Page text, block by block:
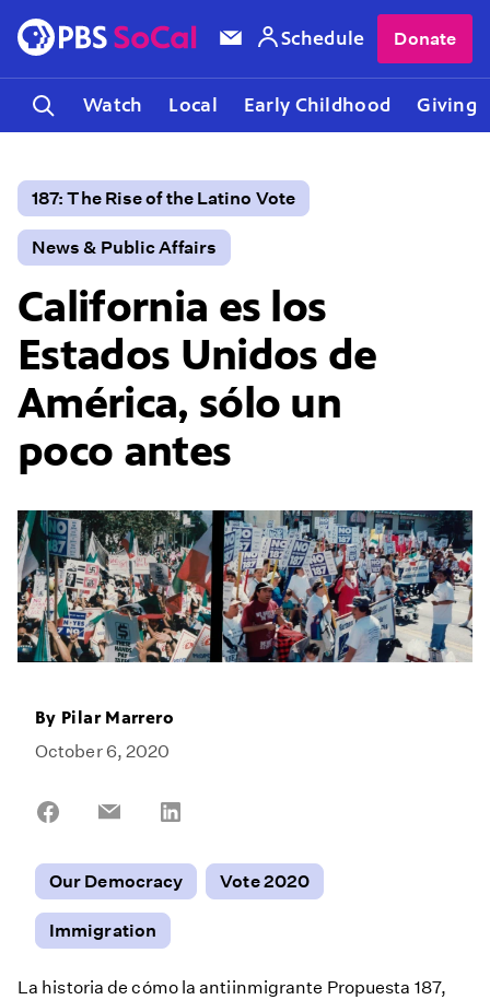
Watch Local Early Childhood Giving
Schedule Donate
187: The Rise of the Latino Vote
News & Public Affairs
California es los
Estados Unidos de
América, sólo un
poco antes
By Pilar Marrero
October 6, 2020
Share
Share
Our Democracy
Vote 2020
Immigration
La historia de cómo la antiinmigrante Propuesta 187,